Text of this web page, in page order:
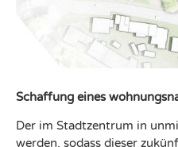
Schaffung eines
Der im Stadtzentrum in
werden, sodass dieser